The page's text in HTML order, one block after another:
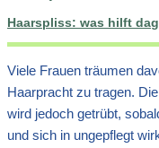
Haarspliss: was hilft
Viele Frauen träumen
Haarpracht zu tragen.
wird jedoch getrübt,
und sich in ungepflegt